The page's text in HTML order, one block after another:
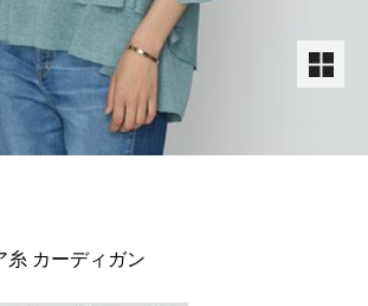
糸 カーディガン